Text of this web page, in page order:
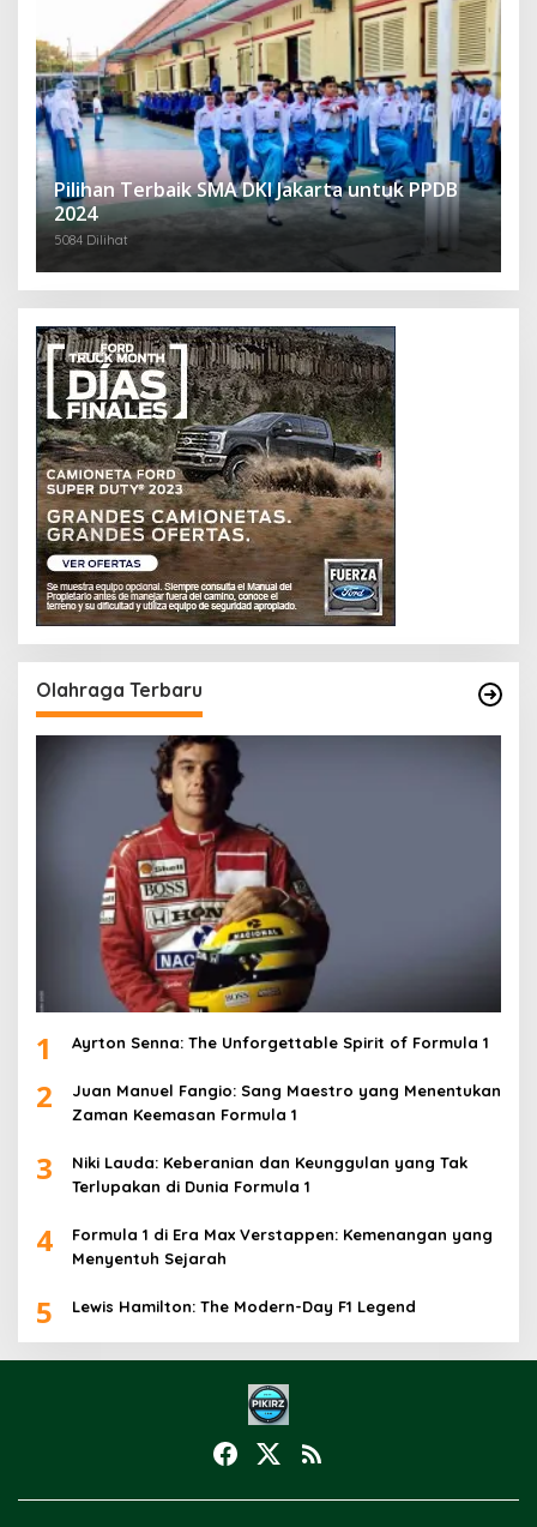
Pilihan Terbaik SMA DKI Jakarta untuk PPDB
2024
5084 Dilihat
Olahraga Terbaru
1 Ayrton Senna: The Unforgettable Spirit of Formula 1
2
Juan Manuel Fangio: Sang Maestro yang Menentukan
Zaman Keemasan Formula 1
3
Niki Lauda: Keberanian dan Keunggulan yang Tak
Terlupakan di Dunia Formula 1
4
Formula 1 di Era Max Verstappen: Kemenangan yang
Menyentuh Sejarah
5 Lewis Hamilton: The Modern-Day F1 Legend